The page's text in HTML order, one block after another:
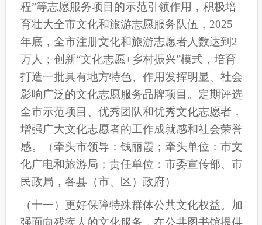
程”等志愿服务项目的示范引领作用， 积极培
育壮大全市文化和旅游志愿服务队伍 ， 2025
年底，全市注册文化和旅游志愿者人数达到2
万人；创新“文化志愿+乡村振兴”模式，培育
打造一批具有地方特色、作用发挥明显、社会
影响广泛的文化志愿服务品牌项目。定期评选
全市示范项目、优秀团队和优秀文化志愿者，
增强广大文化志愿者的工作成就感和社会荣誉
感。
（牵头市领导：钱丽霞；牵头单位：市文
化广电和旅游局；责任单位：市委宣传部、市
民政局，各县（市、区）政府）
（十一）更好保障特殊群体公共文化权益。 加